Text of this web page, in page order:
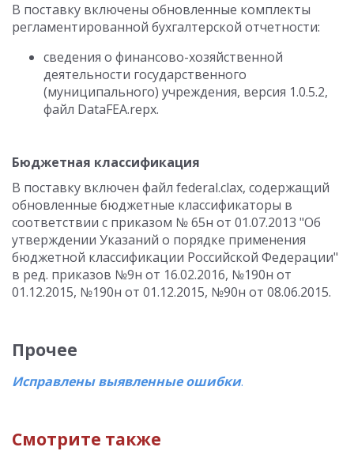
В поставку включены обновленные комплекты
регламентированной бухгалтерской отчетности:
сведения о финансово-хозяйственной
деятельности государственного
(муниципального) учреждения, версия 1.0.5.2,
файл DataFEA.repx.
Бюджетная классификация
В поставку включен файл federal.clax, содержащий
обновленные бюджетные классификаторы в
соответствии с приказом № 65н от 01.07.2013 "Об
утверждении Указаний о порядке применения
бюджетной классификации Российской Федерации"
в ред. приказов №9н от 16.02.2016, №190н от
01.12.2015, №190н от 01.12.2015, №90н от 08.06.2015.
Прочее
Исправлены выявленные ошибки.
Смотрите также